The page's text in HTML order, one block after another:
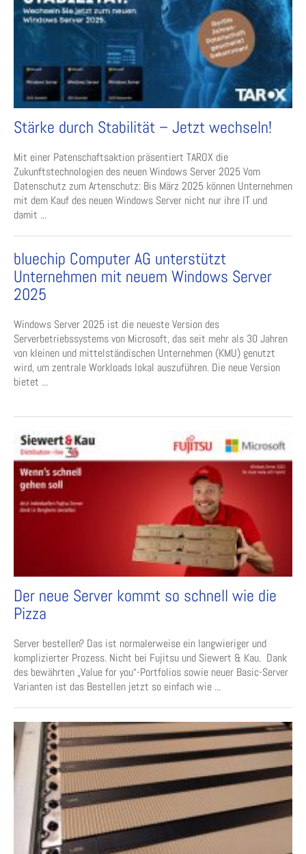
Stärke durch Stabilität – Jetzt wechseln!
Mit einer Patenschaftsaktion präsentiert TAROX die
Zukunftstechnologien des neuen Windows Server 2025 Vom
Datenschutz zum Artenschutz: Bis März 2025 können Unternehmen
mit dem Kauf des neuen Windows Server nicht nur ihre IT und
damit ...
bluechip Computer AG unterstützt
Unternehmen mit neuem Windows Server
2025
Windows Server 2025 ist die neueste Version des
Serverbetriebssystems von Microsoft, das seit mehr als 30 Jahren
von kleinen und mittelständischen Unternehmen (KMU) genutzt
wird, um zentrale Workloads lokal auszuführen. Die neue Version
bietet ...
Der neue Server kommt so schnell wie die
Pizza
Server bestellen? Das ist normalerweise ein langwieriger und
komplizierter Prozess. Nicht bei Fujitsu und Siewert & Kau. Dank
des bewährten „Value for you“-Portfolios sowie neuer Basic-Server
Varianten ist das Bestellen jetzt so einfach wie ...